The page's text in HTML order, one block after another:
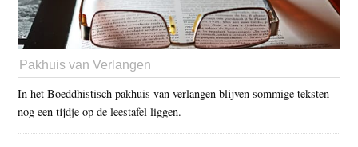
Pakhuis van Verlangen
In het Boeddhistisch pakhuis van verlangen blijven sommige teksten
nog een tijdje op de leestafel liggen.